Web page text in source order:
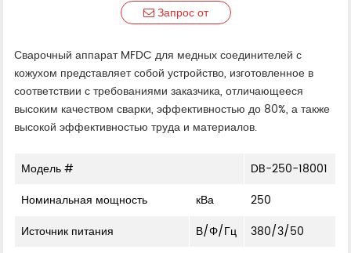
Запрос от
Сварочный аппарат MFDC для медных соединителей с
кожухом представляет собой устройство, изготовленное в
соответствии с требованиями заказчика, отличающееся
высоким качеством сварки, эффективностью до 80%, а также
высокой эффективностью труда и материалов.
Модель #
DB-250-18001
Номинальная мощность
кВа
250
Источник питания
В/Φ/Гц
380/3/50